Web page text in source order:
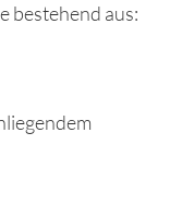
bestehend aus: